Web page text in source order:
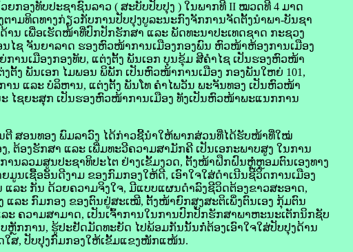
ກອງທັບປະຊາຊົນລາວ ( ສະບັບປັບປຸງ ) ໃນພາກທີ II ໝວດທີ 4 ມາດ
າມທິດທາງກ່ຽວກັບການປັບປຸງບູລະນະກົງຈັກການຈັດຕັ້ງນຳພາ-ບັນຊາ
ນ ເພື່ອເຮັດໜ້າທີ່ປົກປັກຮັກສາ ແລະ ພັດທະນາປະເທດຊາດ ກະຊວງ
ໄຊ ຈັນຍາລາດ ຮອງຫົວໜ້າການເມືອງກອງພົນ ຫົວໜ້າຫ້ອງການເມືອງ
ນເມືອງກອງທັບ, ແຕ່ງຕັ້ງ ພັນເອກ ບຸນຂຸ້ມ ສີຄຳໄຊ ເປັນຮອງຫົວໜ້າ
ຕັ້ງ ພັນເອກ ໄມພອນ ພິພັກ ເປັນຫົວໜ້າການເມືອງ ກອງພັນໃຫຍ່ 101,
ນ ແລະ ບໍລິຫານ, ແຕ່ງຕັ້ງ ພັນໂທ ຄຳໄພວັນ ພະຈັນທອງ ເປັນຫົວໜ້າ
ະ ໄຊຍະສຸກ ເປັນຮອງຫົວໜ້າການເມືອງ ທັງເປັນຫົວໜ້າພະແນກການ
ສອນທອງ ພົມລາວົງ ໄດ້ກ່າວຊີ້ນໍາໃຫ້ພາກສ່ວນທີ່ໄດ້ຮັບໜ້າທີ່ໃໝ່
ຕ້ອງຮັກສາ ແລະ ເພີ່ມທະວີຄວາມສາມັກຄີ ເປັນເອກະພາບສູງ ໃນການ
ນລວມສູນປະຊາທິປະໄຕ ຢ່າງເຂັ້ມງວດ, ຕັ້ງໜ້າຝຶກຝົນຫຼໍ່ຫຼອມຕົນເອງທາງ
ນເຊື້ອອັນດີງາມ ຂອງກົມກອງໃຫ້ດີ, ເອົາໃຈໃສ່ດໍາເນີນຊີວິດການເມືອງ
ແລະ ກັນ ດ້ວຍຄວາມຈິງໃຈ, ມີແບບແຜນດໍາລົງຊີວິດຕ້ອງຂາວສະອາດ,
ລະ ກົມກອງ ຂອງຕົນຢູ່ສະເໝີ, ຕັ້ງໜ້າຍົກສູງສະຕິເພິ່ງຕົນເອງ ກຸ້ມຕົນ
ລະ ຄວາມສາມາດ, ເປັນເຈົ້າການໃນການປົກປັກຮັກສາພາຫະນະເຕັກນິກຊັບ
ກການ, ຮູ້ປະຢັດມັດທະຍັດ ໄປພ້ອມກັນນັ້ນກໍ່ຕ້ອງເອົາໃຈໃສ່ປັບປຸງດ້ານ
ສ, ປັບປຸງກົມກອງໃຫ້ເຂັ້ມແຂງໜັກແໜ້ນ.